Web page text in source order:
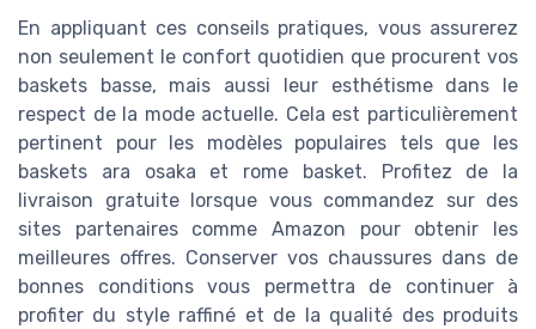
En appliquant ces conseils pratiques, vous assurerez
non seulement le confort quotidien que procurent vos
baskets basse, mais aussi leur esthétisme dans le
respect de la mode actuelle. Cela est particulièrement
pertinent pour les modèles populaires tels que les
baskets ara osaka et rome basket. Profitez de la
livraison gratuite lorsque vous commandez sur des
sites partenaires comme Amazon pour obtenir les
meilleures offres. Conserver vos chaussures dans de
bonnes conditions vous permettra de continuer à
profiter du style raffiné et de la qualité des produits